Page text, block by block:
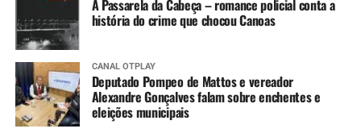
A Passarela da Cabeça – romance policial conta a
história do crime que chocou Canoas
CANAL OTPLAY
Deputado Pompeo de Mattos e vereador
Alexandre Gonçalves falam sobre enchentes e
eleições municipais